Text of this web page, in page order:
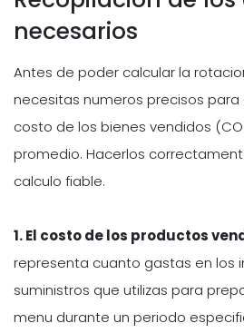
necesarios
Antes de poder calcular la
necesitas numeros precisos
costo de los bienes vendidos
promedio. Hacerlos
calculo fiable.
1. El costo de los productos
representa cuanto gastas en los
suministros que utilizas para
menu durante un periodo